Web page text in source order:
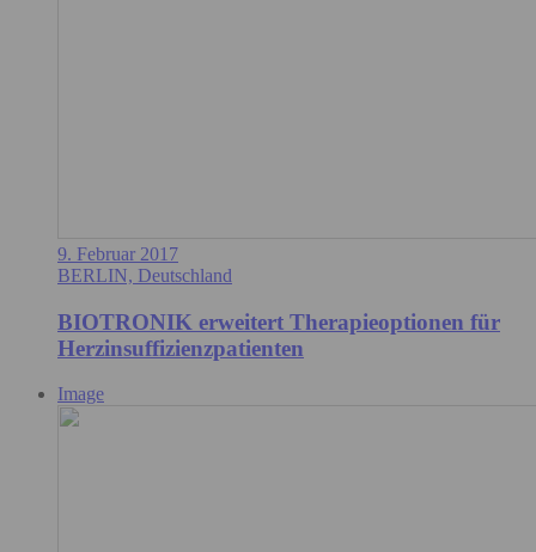
9. Februar 2017
BERLIN, Deutschland
BIOTRONIK erweitert Therapieoptionen für
Herzinsuffizienzpatienten
Image